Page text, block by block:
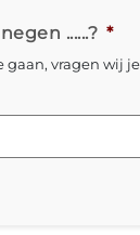
......? *
gaan, vragen wij